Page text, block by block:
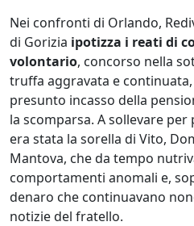
Nei confronti di Orlando,
di Gorizia ipotizza i reati di
volontario, concorso nella
truffa aggravata e
presunto incasso della
la scomparsa. A sollevare
era stata la sorella di Vito,
Mantova, che da tempo
comportamenti anomali e,
denaro che continuavano
notizie del fratello.